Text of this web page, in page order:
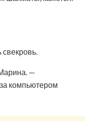
—
компьютером